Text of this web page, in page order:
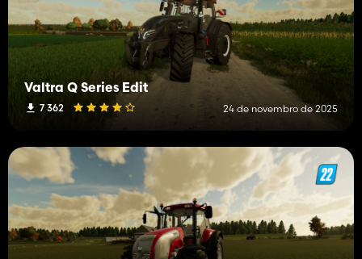
Valtra Q Series Edit
7 362 24 de novembro de 2025